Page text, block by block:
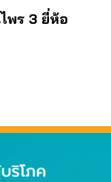
พร 3 ยี่ห้อ